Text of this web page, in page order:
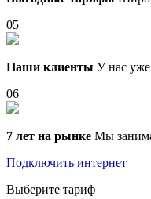
05
Наши клиенты У нас уже
06
7 лет на рынке Мы
Подключить интернет
Выберите тариф